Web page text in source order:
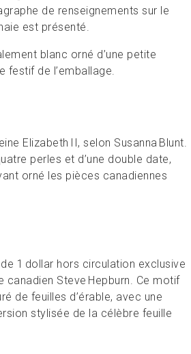
de renseignements sur le
est présenté.
blanc orné d’une petite
festif de l’emballage.
Elizabeth II, selon Susanna Blunt.
perles et d’une double date,
orné les pièces canadiennes
1 dollar hors circulation exclusive
Steve Hepburn. Ce motif
de feuilles d’érable, avec une
stylisée de la célèbre feuille